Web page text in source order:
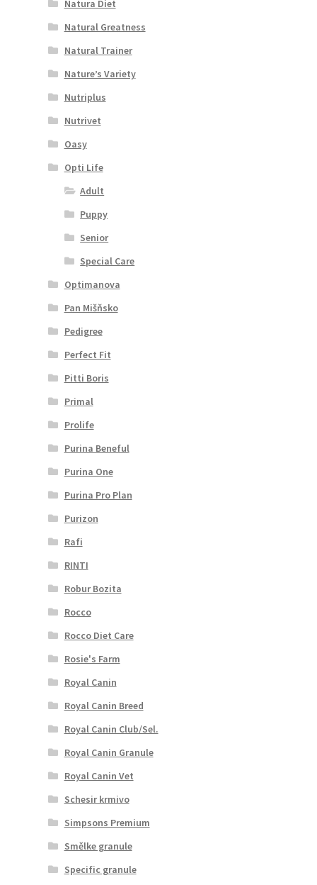
Natura Diet
Natural Greatness
Natural Trainer
Nature’s Variety
Nutriplus
Nutrivet
Oasy
Opti Life
Adult
Puppy
Senior
Special Care
Optimanova
Pan Mišňsko
Pedigree
Perfect Fit
Pitti Boris
Primal
Prolife
Purina Beneful
Purina One
Purina Pro Plan
Purizon
Rafi
RINTI
Robur Bozita
Rocco
Rocco Diet Care
Rosie's Farm
Royal Canin
Royal Canin Breed
Royal Canin Club/Sel.
Royal Canin Granule
Royal Canin Vet
Schesir krmivo
Simpsons Premium
Smělke granule
Specific granule